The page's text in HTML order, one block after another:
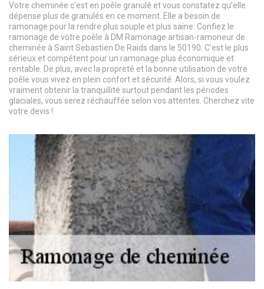
Votre cheminée c'est en poêle granulé et vous constatez qu’elle
dépense plus de granulés en ce moment. Elle a besoin de
ramonage pour la rendre plus souple et plus saine. Confiez le
ramonage de votre poêle à DM Ramonage artisan-ramoneur de
cheminée à Saint Sebastien De Raids dans le 50190. C’est le plus
sérieux et compétent pour un ramonage plus économique et
rentable. De plus, avec la propreté et la bonne utilisation de votre
poêle vous vivez en plein confort et sécurité. Alors, si vous voulez
vraiment obtenir la tranquillité surtout pendant les périodes
glaciales, vous serez réchauffée selon vos attentes. Cherchez vite
votre devis !